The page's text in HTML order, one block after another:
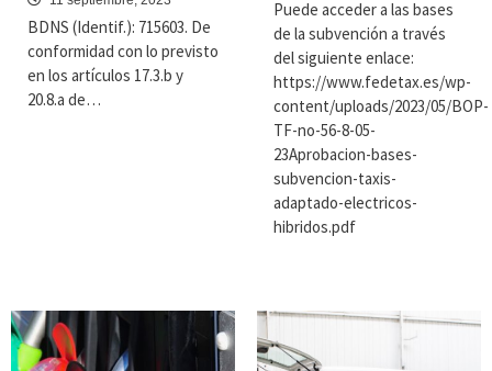
BDNS (Identif.): 715603. De
conformidad con lo previsto
en los artículos 17.3.b y
20.8.a de…
Puede acceder a las bases
de la subvención a través
del siguiente enlace:
https://www.fedetax.es/wp-
content/uploads/2023/05/BOP-
TF-no-56-8-05-
23Aprobacion-bases-
subvencion-taxis-
adaptado-electricos-
hibridos.pdf